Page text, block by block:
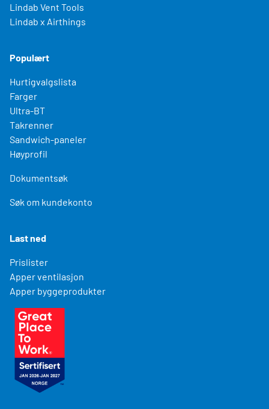
Lindab Vent Tools
Lindab x Airthings
Populært
Hurtigvalgslista
Farger
Ultra-BT
Takrenner
Sandwich-paneler
Høyprofil
Dokumentsøk
Søk om kundekonto
Last ned
Prislister
Apper ventilasjon
Apper byggeprodukter